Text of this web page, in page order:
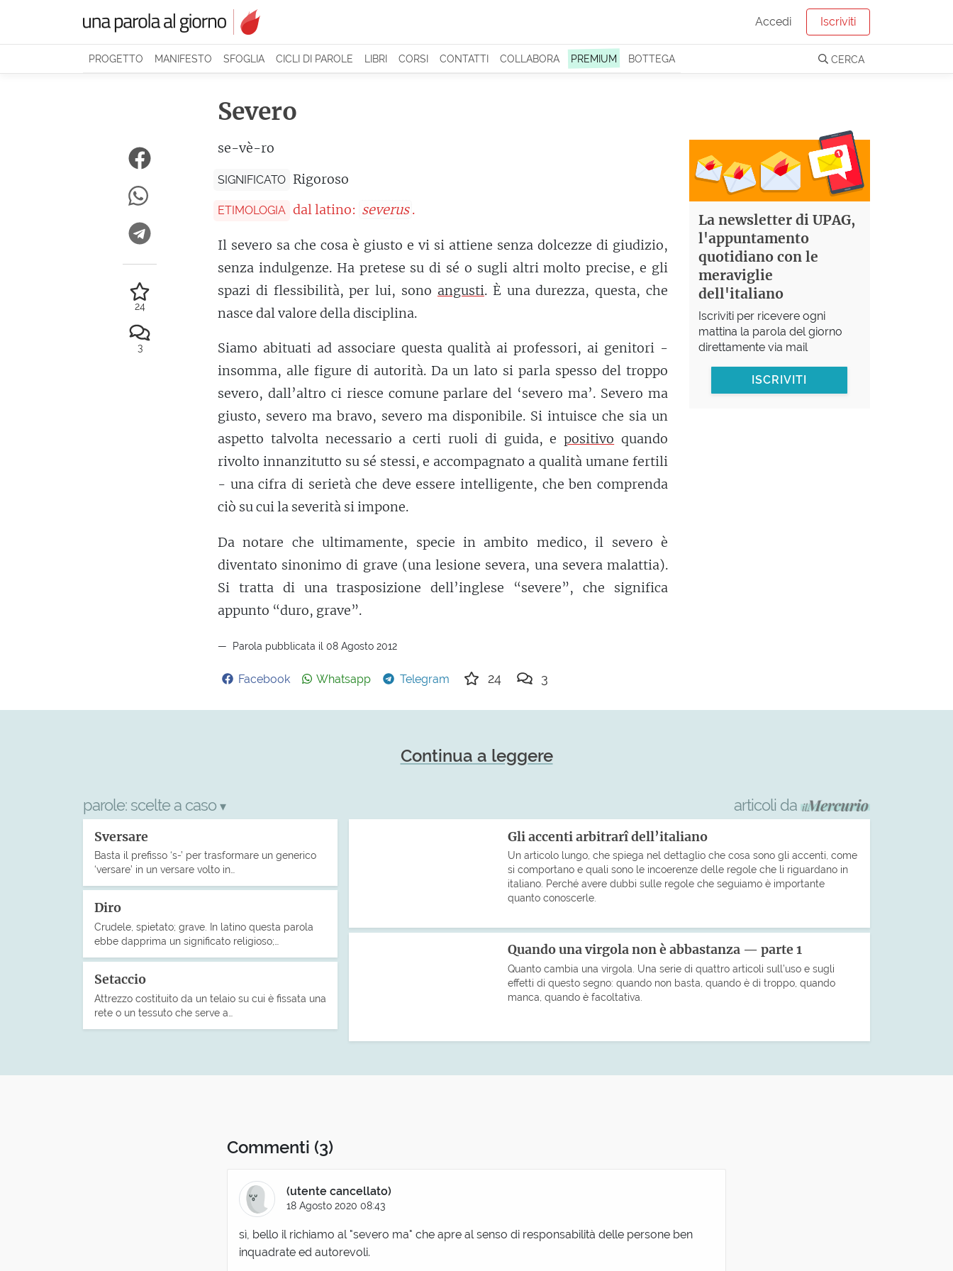
Accedi Iscriviti
PROGETTO MANIFESTO SFOGLIA CICLI DI PAROLE LIBRI CORSI CONTATTI COLLABORA PREMIUM BOTTEGA CERCA
Severo
se-vè-ro
SIGNIFICATO Rigoroso
ETIMOLOGIA dal latino: severus .
Il severo sa che cosa è giusto e vi si attiene senza dolcezze di giudizio,
senza indulgenze. Ha pretese su di sé o sugli altri molto precise, e gli
spazi di flessibilità, per lui, sono angusti. È una durezza, questa, che
nasce dal valore della disciplina.
Siamo abituati ad associare questa qualità ai professori, ai genitori -
insomma, alle figure di autorità. Da un lato si parla spesso del troppo
severo, dall’altro ci riesce comune parlare del ‘severo ma’. Severo ma
giusto, severo ma bravo, severo ma disponibile. Si intuisce che sia un
aspetto talvolta necessario a certi ruoli di guida, epositivo quando
rivolto innanzitutto su sé stessi, e accompagnato a qualità umane fertili
- una cifra di serietà che deve essere intelligente, che ben comprenda
ciò su cui la severità si impone.
Da notare che ultimamente, specie in ambito medico, il severo è
diventato sinonimo di grave (una lesione severa, una severa malattia).
Si tratta di una trasposizione dell’inglese “severe”, che significa
appunto “duro, grave”.
Parola pubblicata il 08 Agosto 2012
Facebook Whatsapp Telegram 24 3
24
3
La newsletter di UPAG,
l'appuntamento
quotidiano con le
meraviglie
dell'italiano
Iscriviti per ricevere ogni
mattina la parola del giorno
direttamente via mail
ISCRIVITI
Continua a leggere
parole: scelte a caso ▾
Sversare
Basta il prefisso ‘s-’ per trasformare un generico
‘versare’ in un versare volto in…
Diro
Crudele, spietato; grave. In latino questa parola
ebbe dapprima un significato religioso;…
Setaccio
Attrezzo costituito da un telaio su cui è fissata una
rete o un tessuto che serve a…
articoli da
Gli accenti arbitrarî dell’italiano
Un articolo lungo, che spiega nel dettaglio che cosa sono gli accenti, come
si comportano e quali sono le incoerenze delle regole che li riguardano in
italiano. Perché avere dubbi sulle regole che seguiamo è importante
quanto conoscerle.
Quando una virgola non è abbastanza — parte 1
Quanto cambia una virgola. Una serie di quattro articoli sull’uso e sugli
effetti di questo segno: quando non basta, quando è di troppo, quando
manca, quando è facoltativa.
Commenti (3)
(utente cancellato)
18 Agosto 2020 08:43
sì, bello il richiamo al "severo ma" che apre al senso di responsabilità delle persone ben
inquadrate ed autorevoli.